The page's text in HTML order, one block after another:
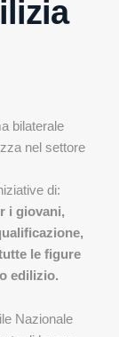
bilaterale
nel settore
di:
i giovani,
le figure
edilizio.
Nazionale